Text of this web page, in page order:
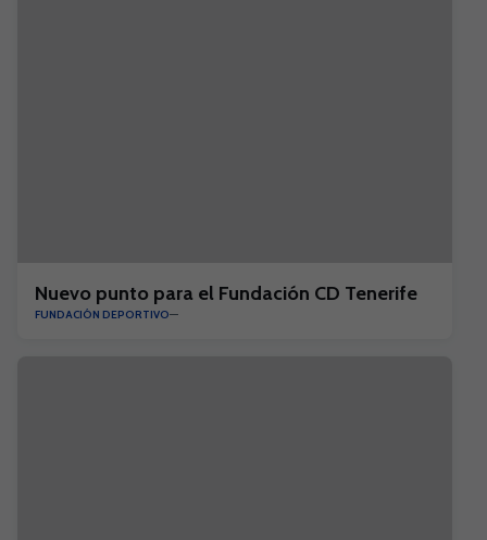
Nuevo punto para el Fundación CD Tenerife
FUNDACIÓN DEPORTIVO